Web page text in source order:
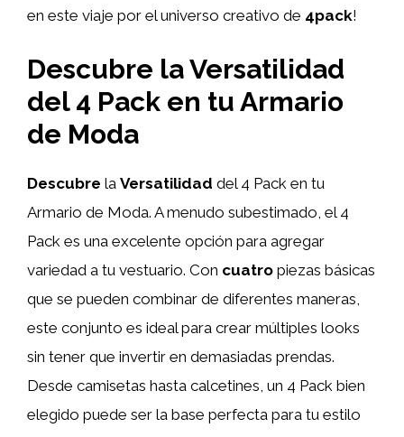
en este viaje por el universo creativo de 4pack!
Descubre la Versatilidad
del 4 Pack en tu Armario
de Moda
Descubre la Versatilidad del 4 Pack en tu
Armario de Moda. A menudo subestimado, el 4
Pack es una excelente opción para agregar
variedad a tu vestuario. Con cuatro piezas básicas
que se pueden combinar de diferentes maneras,
este conjunto es ideal para crear múltiples looks
sin tener que invertir en demasiadas prendas.
Desde camisetas hasta calcetines, un 4 Pack bien
elegido puede ser la base perfecta para tu estilo